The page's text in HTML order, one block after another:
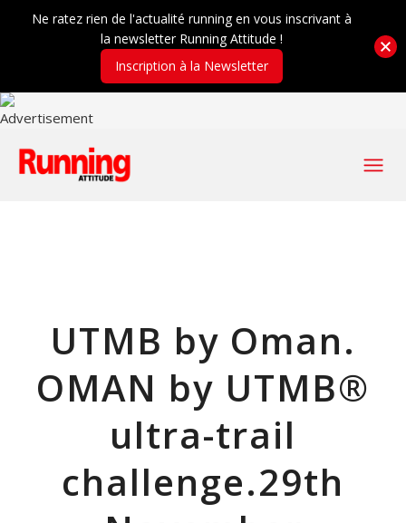
UTMB by Oman.
OMAN by UTMB®
ultra-trail
challenge.29th
Ne ratez rien de l'actualité running en vous inscrivant à
la newsletter Running Attitude !
Inscription à la Newsletter